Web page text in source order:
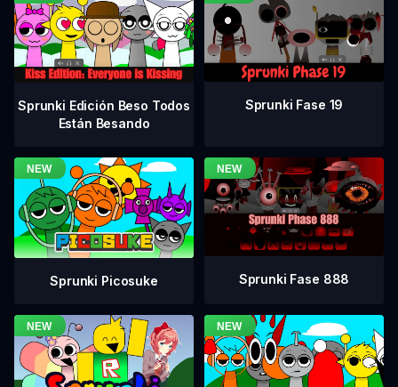
Sprunki Edición Beso Todos
Están Besando
Sprunki Fase 19
Sprunki Picosuke Sprunki Fase 888